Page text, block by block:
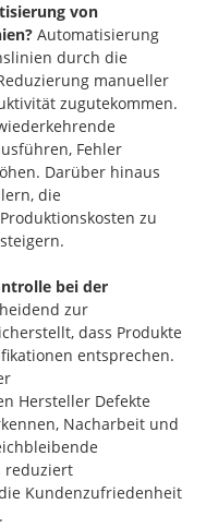
von
Automatisierung
durch die
manueller
zugutekommen.
Fehler
Darüber hinaus
die
zu
bei der
zur
dass Produkte
entsprechen.
Hersteller Defekte
Nacharbeit und
reduziert
Kundenzufriedenheit